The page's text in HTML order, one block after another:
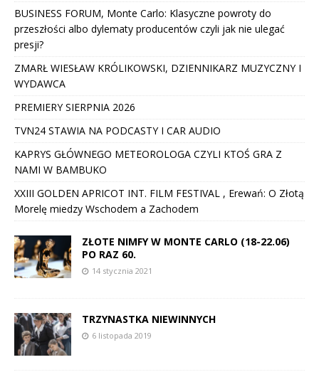
BUSINESS FORUM, Monte Carlo: Klasyczne powroty do
przeszłości albo dylematy producentów czyli jak nie ulegać
presji?
ZMARŁ WIESŁAW KRÓLIKOWSKI, DZIENNIKARZ MUZYCZNY I
WYDAWCA
PREMIERY SIERPNIA 2026
TVN24 STAWIA NA PODCASTY I CAR AUDIO
KAPRYS GŁÓWNEGO METEOROLOGA CZYLI KTOŚ GRA Z
NAMI W BAMBUKO
XXIII GOLDEN APRICOT INT. FILM FESTIVAL , Erewań: O Złotą
Morelę miedzy Wschodem a Zachodem
ZŁOTE NIMFY W MONTE CARLO (18-22.06)
PO RAZ 60.
14 stycznia 2021
TRZYNASTKA NIEWINNYCH
6 listopada 2019